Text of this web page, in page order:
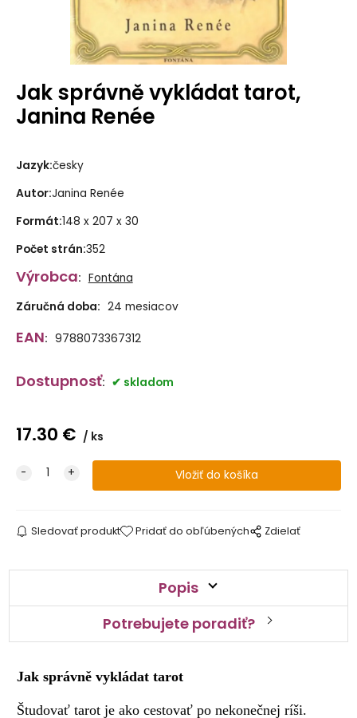
Jak správně vykládat tarot,
Janina Renée
Jazyk:česky
Autor:Janina Renée
Formát:148 x 207 x 30
Počet strán:352
Výrobca: Fontána
Záručná doba: 24 mesiacov
EAN: 9788073367312
Dostupnosť: skladom
17.30 € ks
Sledovať produkt Pridať do obľúbených Zdielať
Popis
Potrebujete poradiť?
Jak správně vykládat tarot
Študovať tarot je ako cestovať po nekonečnej ríši.